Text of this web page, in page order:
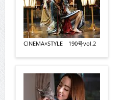
CINEMA×STYLE 190号vol.2